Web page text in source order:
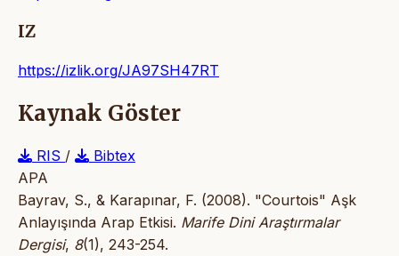
IZ
https://izlik.org/JA97SH47RT
Kaynak Göster
RIS /
Bibtex
APA
Bayrav, S., & Karapınar, F. (2008). "Courtois" Aşk
Anlayışında Arap Etkisi. Marife Dini Araştırmalar
Dergisi, 8(1), 243-254.